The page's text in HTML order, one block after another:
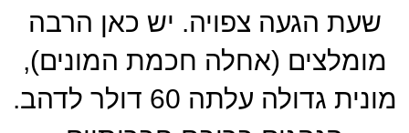
שעת הגעה צפויה. יש כאן הרבה
מומלצים (אחלה חכמת המונים),
מונית גדולה עלתה 60 דולר לדהב.